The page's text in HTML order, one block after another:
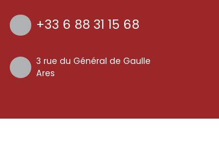
+33 6 88 31 15 68
3 rue du Général de Gaulle
Ares